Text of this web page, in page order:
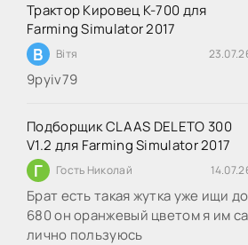
Трактор Кировец К-700 для
Farming Simulator 2017
В Вітя
9руіv79
Подборщик CLAAS DELETO 300
V1.2 для Farming Simulator 2017
Г Гость Николай
Брат есть такая жутка уже ищи
680 он оранжевый цветом я им
лично пользуюсь